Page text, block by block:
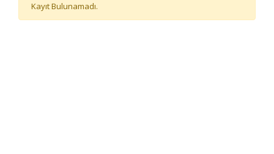
Kayıt Bulunamadı.